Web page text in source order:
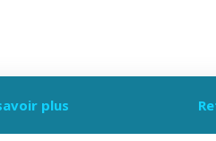
plus